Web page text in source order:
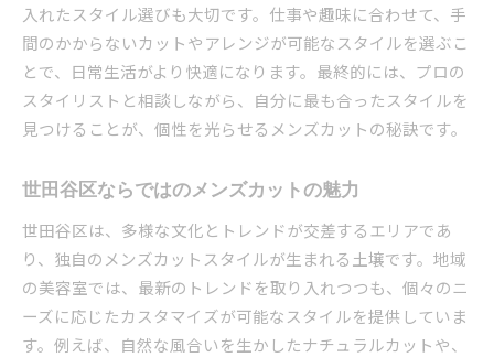
入れたスタイル選びも大切です。仕事や趣味に合わせて、手
間のかからないカットやアレンジが可能なスタイルを選ぶこ
とで、日常生活がより快適になります。最終的には、プロの
スタイリストと相談しながら、自分に最も合ったスタイルを
見つけることが、個性を光らせるメンズカットの秘訣です。
世田谷区ならではのメンズカットの魅力
世田谷区は、多様な文化とトレンドが交差するエリアであ
り、独自のメンズカットスタイルが生まれる土壌です。地域
の美容室では、最新のトレンドを取り入れつつも、個々のニ
ーズに応じたカスタマイズが可能なスタイルを提供していま
す。例えば、自然な風合いを生かしたナチュラルカットや、